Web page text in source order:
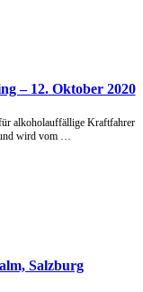
– 12. Oktober 2020
alkoholauffällige Kraftfahrer
wird vom …
Salzburg